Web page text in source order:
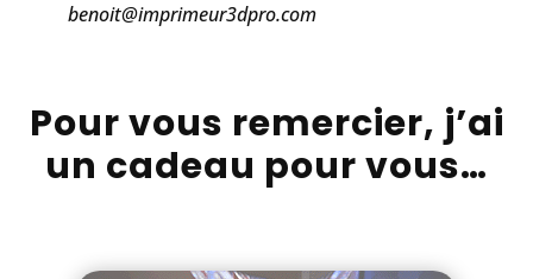
benoit@imprimeur3dpro.com
Pour vous remercier, j’ai
un cadeau pour vous…